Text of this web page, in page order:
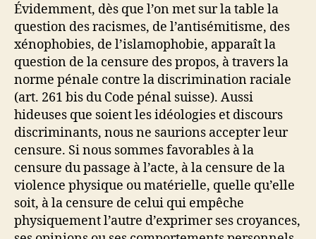
Évidemment, dès que l’on met sur la table la
question des racismes, de l’antisémitisme, des
xénophobies, de l’islamophobie, apparaît la
question de la censure des propos, à travers la
norme pénale contre la discrimination raciale
(art. 261 bis du Code pénal suisse). Aussi
hideuses que soient les idéologies et discours
discriminants, nous ne saurions accepter leur
censure. Si nous sommes favorables à la
censure du passage à l’acte, à la censure de la
violence physique ou matérielle, quelle qu’elle
soit, à la censure de celui qui empêche
physiquement l’autre d’exprimer ses croyances,